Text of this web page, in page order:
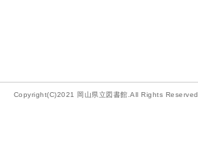
Copyright(C)2021 岡山県立図書館.All Rights Reserved